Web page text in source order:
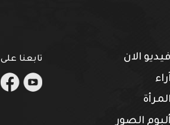
فيديو الان
آراء
المرأة
ألبوم الصور
تابعنا على